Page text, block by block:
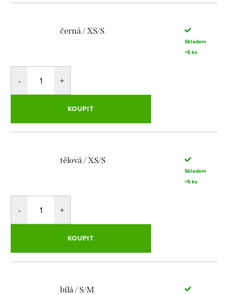
černá / XS/S
Skladem
>5 ks
KOUPIT
tělová / XS/S
Skladem
>5 ks
KOUPIT
bílá / S/M